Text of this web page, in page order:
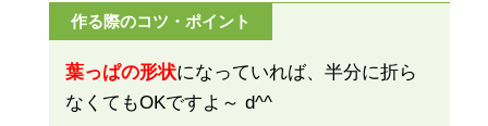
作る際のコツ・ポイント
葉っぱの形状になっていれば、半分に折ら
なくてもOKですよ～ d^^